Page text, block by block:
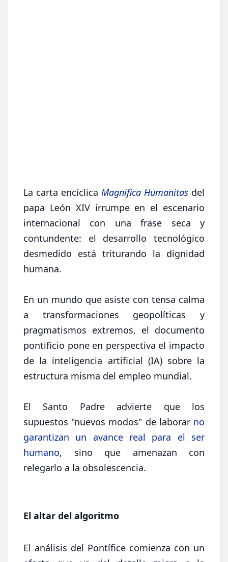
La carta encíclica Magnifica Humanitas del
papa León XIV irrumpe en el escenario
internacional con una frase seca y
contundente: el desarrollo tecnológico
desmedido está triturando la dignidad
humana.
En un mundo que asiste con tensa calma
a transformaciones geopolíticas y
pragmatismos extremos, el documento
pontificio pone en perspectiva el impacto
de la inteligencia artificial (IA) sobre la
estructura misma del empleo mundial.
El Santo Padre advierte que los
supuestos "nuevos modos" de laborar no
garantizan un avance real para el ser
humano, sino que amenazan con
relegarlo a la obsolescencia.
El altar del algoritmo
El análisis del Pontífice comienza con un